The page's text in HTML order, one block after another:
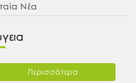
Νέα
Περισσότερα